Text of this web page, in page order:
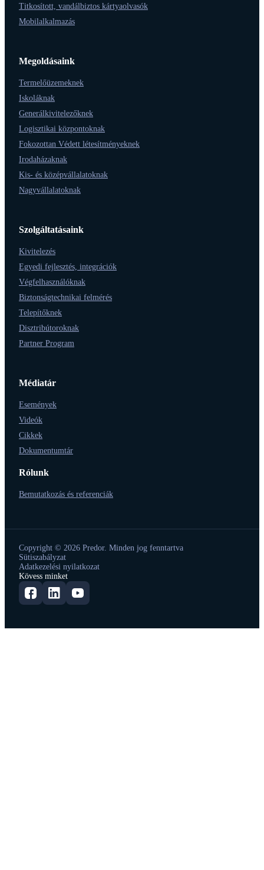
Titkosított, vandálbiztos kártyaolvasók
Mobilalkalmazás
Megoldásaink
Termelőüzemeknek
Iskoláknak
Generálkivitelezőknek
Logisztikai központoknak
Fokozottan Védett létesítményeknek
Irodaházaknak
Kis- és középvállalatoknak
Nagyvállalatoknak
Szolgáltatásaink
Kivitelezés
Egyedi fejlesztés, integrációk
Végfelhasználóknak
Biztonságtechnikai felmérés
Telepítőknek
Disztribútoroknak
Partner Program
Médiatár
Események
Videók
Cikkek
Dokumentumtár
Rólunk
Bemutatkozás és referenciák
Copyright © 2026 Predor. Minden jog fenntartva
Sütiszabályzat
Adatkezelési nyilatkozat
Kövess minket